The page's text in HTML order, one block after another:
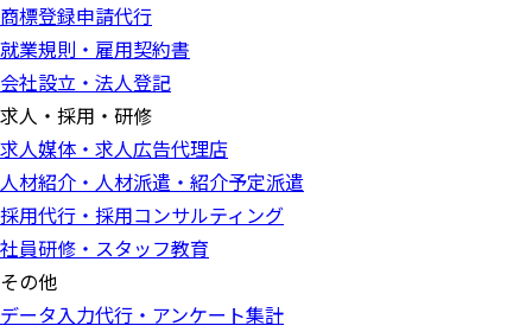
商標登録申請代行
就業規則・雇用契約書
会社設立・法人登記
求人・採用・研修
求人媒体・求人広告代理店
人材紹介・人材派遣・紹介予定派遣
採用代行・採用コンサルティング
社員研修・スタッフ教育
その他
データ入力代行・アンケート集計